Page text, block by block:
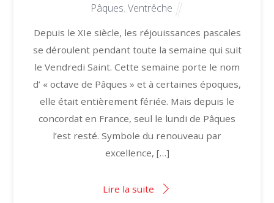
Pâques, Ventrêche
Depuis le XIe siècle, les réjouissances pascales
se déroulent pendant toute la semaine qui suit
le Vendredi Saint. Cette semaine porte le nom
d’ « octave de Pâques » et à certaines époques,
elle était entièrement fériée. Mais depuis le
concordat en France, seul le lundi de Pâques
l’est resté. Symbole du renouveau par
excellence, […]
Lire la suite